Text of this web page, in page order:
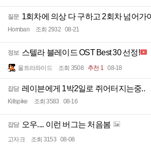
질문 1회차에 의상 다 구하고 2회차 넘어가
Hornban 조회 2932 08-21
정보 스텔라 블레이드 OST Best 30 선정!
울트라와이드 조회 3508 추천 1 08-18
잡담 레이븐에게 1박2일로 쥐어터지는중..
Killspike 조회 3583 08-16
잡담 오우.... 이런 버그는 처음봄
고자크 조회 3153 08-08